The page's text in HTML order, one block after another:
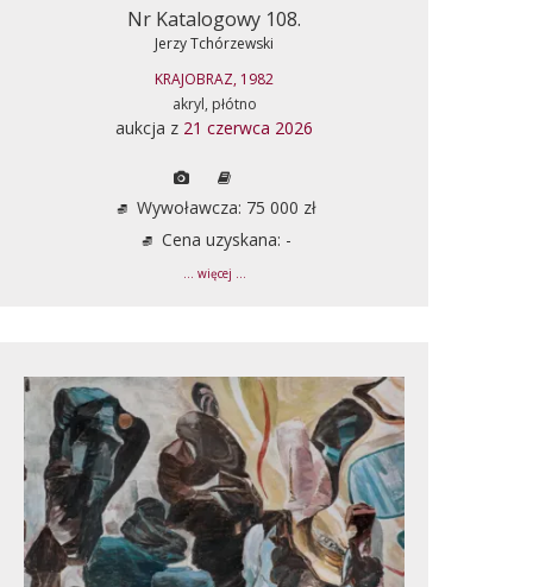
Nr Katalogowy 108.
Jerzy Tchórzewski
KRAJOBRAZ, 1982
akryl, płótno
aukcja z 21 czerwca 2026
Wywoławcza: 75 000 zł
Cena uzyskana: -
... więcej ...